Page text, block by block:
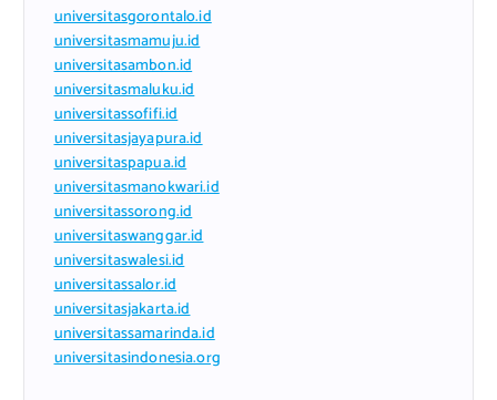
universitasgorontalo.id
universitasmamuju.id
universitasambon.id
universitasmaluku.id
universitassofifi.id
universitasjayapura.id
universitaspapua.id
universitasmanokwari.id
universitassorong.id
universitaswanggar.id
universitaswalesi.id
universitassalor.id
universitasjakarta.id
universitassamarinda.id
universitasindonesia.org